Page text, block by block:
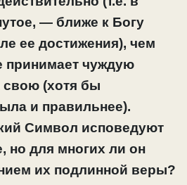
— ближе к Богу
ее достижения), чем
принимает чуждую
(хотя бы
и правильнее).
Символ исповедуют
но для многих ли он
их подлинной веры?